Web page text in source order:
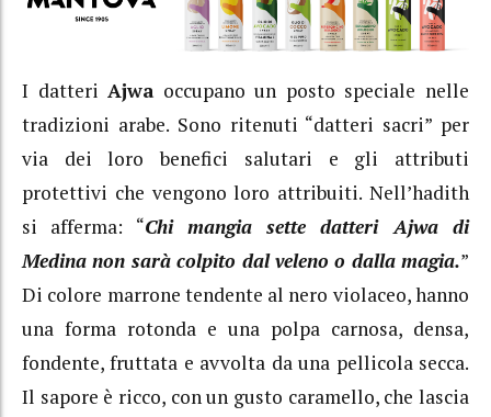
I datteriAjwa occupano un posto speciale nelle
tradizioni arabe. Sono ritenuti “datteri sacri” per
via dei loro benefici salutari e gli attributi
protettivi che vengono loro attribuiti. Nell’hadith
si afferma: “Chi mangia sette datteri Ajwa di
Medina non sarà colpito dal veleno o dalla magia.”
Di colore marrone tendente al nero violaceo, hanno
una forma rotonda e una polpa carnosa, densa,
fondente, fruttata e avvolta da una pellicola secca.
Il sapore è ricco, con un gusto caramello, che lascia